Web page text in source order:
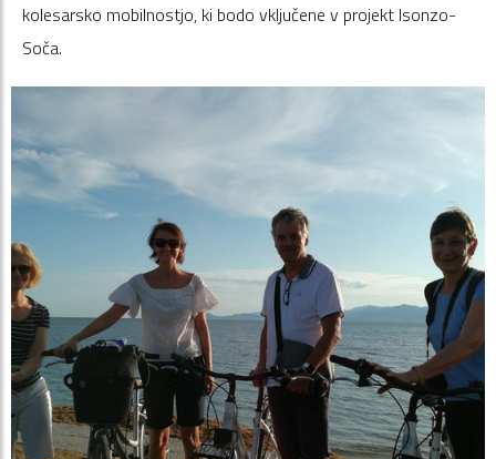
kolesarsko mobilnostjo, ki bodo vključene v projekt Isonzo-
Soča.